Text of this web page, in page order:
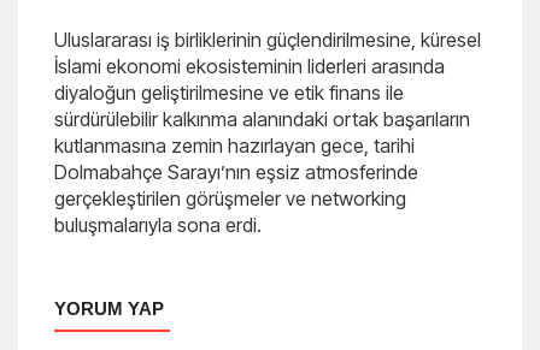
Uluslararası iş birliklerinin güçlendirilmesine, küresel
İslami ekonomi ekosisteminin liderleri arasında
diyaloğun geliştirilmesine ve etik finans ile
sürdürülebilir kalkınma alanındaki ortak başarıların
kutlanmasına zemin hazırlayan gece, tarihi
Dolmabahçe Sarayı’nın eşsiz atmosferinde
gerçekleştirilen görüşmeler ve networking
buluşmalarıyla sona erdi.
YORUM YAP